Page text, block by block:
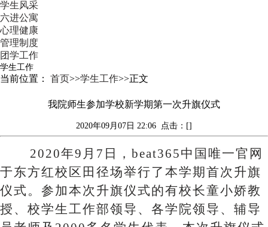
学生风采
六进公寓
心理健康
管理制度
团学工作
学生工作
当前位置： 首页>>学生工作>>正文
我院师生参加学校新学期第一次升旗仪式
2020年09月07日 22:06 点击：[]
2020年9月7日，beat365中国唯一官网
于东方红校区田径场举行了本学期首次升旗
仪式。参加本次升旗仪式的有校长童小娇教
授、校学生工作部领导、各学院领导、辅导